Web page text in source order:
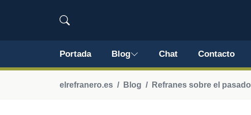
Portada Blog Chat Contacto
elrefranero.es Blog Refranes sobre el pasado